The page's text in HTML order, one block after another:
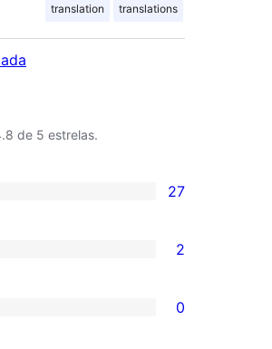
translation translations
de 5 estrelas.
27
2
0